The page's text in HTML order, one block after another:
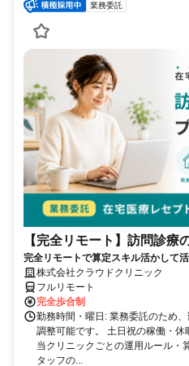
業務委託
【完全リモート】訪問診療
完全リモートで算定スキル活かして
完全リモート｜在宅医療レセプト算
株式会社クラウドクリニック
フルリモート
完全歩合制
勤務時間・曜日: 業務委託のため
調整可能です。 土日祝の稼働・
当クリニックごとの運用ルール・
タッフの...